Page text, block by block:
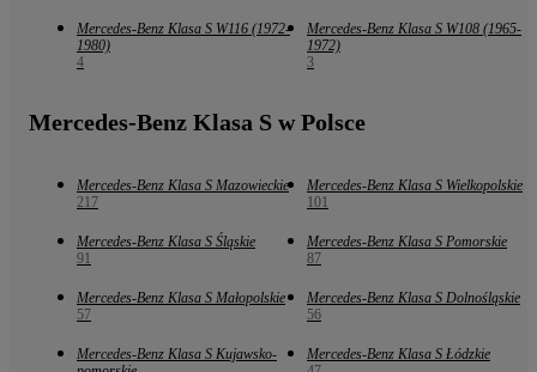
Mercedes-Benz Klasa S W116 (1972-
1980)
4
Mercedes-Benz Klasa S W108 (1965-
1972)
3
Mercedes-Benz Klasa S w Polsce
Mercedes-Benz Klasa S Mazowieckie
217
Mercedes-Benz Klasa S Wielkopolskie
101
Mercedes-Benz Klasa S Śląskie
91
Mercedes-Benz Klasa S Pomorskie
87
Mercedes-Benz Klasa S Małopolskie
57
Mercedes-Benz Klasa S Dolnośląskie
56
Mercedes-Benz Klasa S Kujawsko-
Mercedes-Benz Klasa S Łódzkie